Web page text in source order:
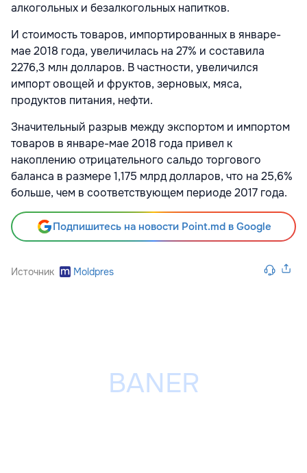
алкогольных и безалкогольных напитков.
И стоимость товаров, импортированных в январе-
мае 2018 года, увеличилась на 27% и составила
2276,3 млн долларов. В частности, увеличился
импорт овощей и фруктов, зерновых, мяса,
продуктов питания, нефти.
Значительный разрыв между экспортом и импортом
товаров в январе-мае 2018 года привел к
накоплению отрицательного сальдо торгового
баланса в размере 1,175 млрд долларов, что на 25,6%
больше, чем в соответствующем периоде 2017 года.
Подпишитесь на новости Point.md в Google
Источник Moldpres